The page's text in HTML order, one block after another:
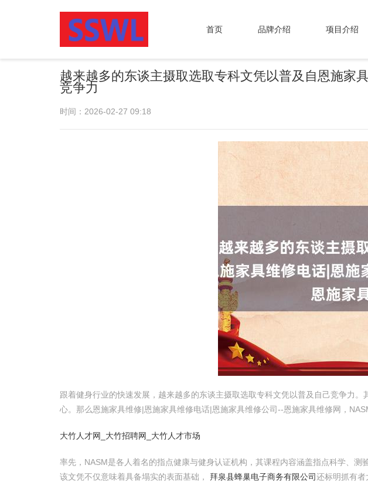
首页 品牌介绍 项目介绍
越来越多的东谈主摄取选取专科文凭以普及自恩施家
竞争力
时间：2026-02-27 09:18
跟着健身行业的快速发展，越来越多的东谈主摄取选取专科文凭以普及自己竞争力
心。那么恩施家具维修|恩施家具维修电话|恩施家具维修公司--恩施家具维修网，
大竹人才网_大竹招聘网_大竹人才市场
率先，NASM是各人着名的指点健康与健身认证机构，其课程内容涵盖指点科学、测
该文凭不仅意味着具备塌实的表面基础， 拜泉县蜂巢电子商务有限公司还标明抓有者